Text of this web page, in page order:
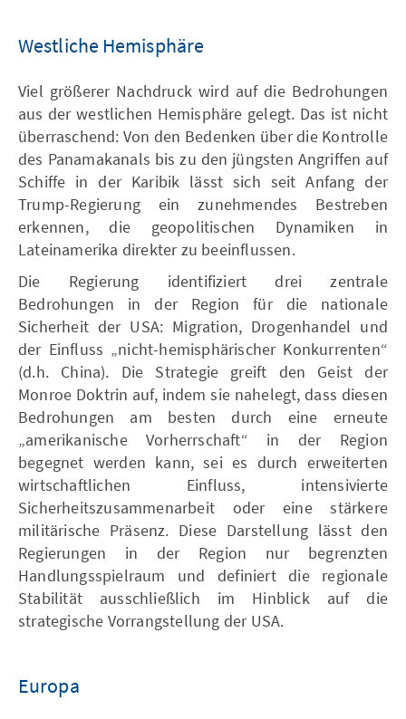
Westliche Hemisphäre
Viel größerer Nachdruck wird auf die Bedrohungen
aus der westlichen Hemisphäre gelegt. Das ist nicht
überraschend: Von den Bedenken über die Kontrolle
des Panamakanals bis zu den jüngsten Angriffen auf
Schiffe in der Karibik lässt sich seit Anfang der
Trump-Regierung ein zunehmendes Bestreben
erkennen, die geopolitischen Dynamiken in
Lateinamerika direkter zu beeinflussen.
Die Regierung identifiziert drei zentrale
Bedrohungen in der Region für die nationale
Sicherheit der USA: Migration, Drogenhandel und
der Einfluss „nicht-hemisphärischer Konkurrenten“
(d.h. China). Die Strategie greift den Geist der
Monroe Doktrin auf, indem sie nahelegt, dass diesen
Bedrohungen am besten durch eine erneute
„amerikanische Vorherrschaft“ in der Region
begegnet werden kann, sei es durch erweiterten
wirtschaftlichen Einfluss, intensivierte
Sicherheitszusammenarbeit oder eine stärkere
militärische Präsenz. Diese Darstellung lässt den
Regierungen in der Region nur begrenzten
Handlungsspielraum und definiert die regionale
Stabilität ausschließlich im Hinblick auf die
strategische Vorrangstellung der USA.
Europa